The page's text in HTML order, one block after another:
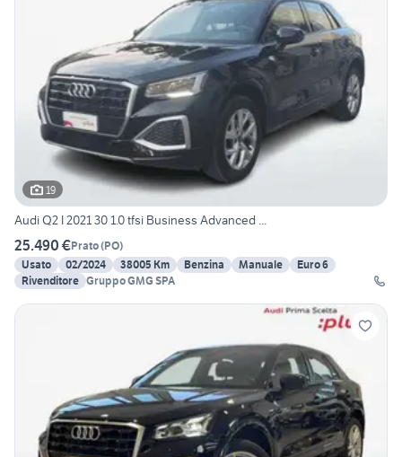
19
Audi Q2 I 2021 30 1.0 tfsi Business Advanced ...
25.490 €Prato(PO)
Usato
02/2024 38005 Km Benzina Manuale
Euro 6
Rivenditore Gruppo GMG SPA